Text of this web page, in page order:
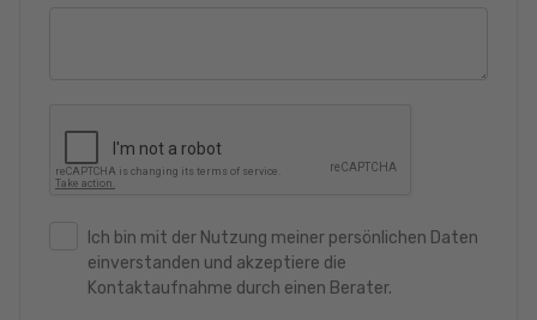
Ich bin mit der Nutzung meiner persönlichen Daten
einverstanden und akzeptiere die
Kontaktaufnahme durch einen Berater.